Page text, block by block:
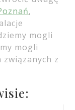
,
mogli
mogli
z